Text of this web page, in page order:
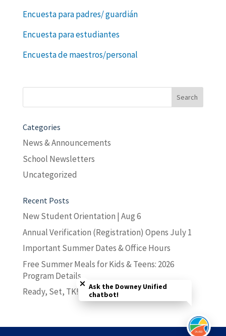
Encuesta para padres/ guardián
Encuesta para estudiantes
Encuesta de maestros/personal
Categories
News & Announcements
School Newsletters
Uncategorized
Recent Posts
New Student Orientation | Aug 6
Annual Verification (Registration) Opens July 1
Important Summer Dates & Office Hours
Free Summer Meals for Kids & Teens: 2026
Program Details
Ready, Set, TK! Workshop | June 25
Close chatbot welcome bubble
Ask the Downey Unified
chatbot!